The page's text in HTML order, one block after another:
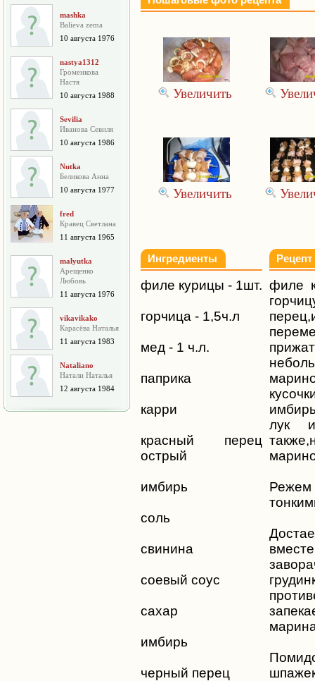
mashka
Balieva zema
10 августа 1976
nastya1312
Громенкова
Настя
10 августа 1988
Sevilia
Иванова Севиля
10 августа 1986
Nutka
Беликова Анна
10 августа 1977
fred
Кравец Светлана
11 августа 1965
malyutka
Арещенко
Любовь
11 августа 1976
vikavikako
Карасёва Наталья
11 августа 1983
Nataliano
Натали Наталья
12 августа 1984
Увеличить
Увеличить
Ингредиенты
филе курицы - 1шт.
горчица - 1,5ч.л
мед - 1 ч.л.
паприка
карри
красный перец
острый
имбирь
соль
свинина
соевый соус
сахар
имбирь
черный перец
филе
лук
Режем